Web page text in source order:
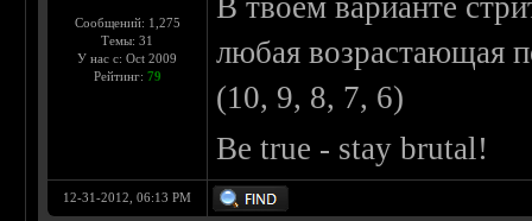
Сообщений: 1,275
Темы: 31
У нас с: Oct 2009
Рейтинг: 79
В твоем варианте
любая возрастающая
(10, 9, 8, 7, 6)
Be true - stay brutal!
12-31-2012, 06:13 PM